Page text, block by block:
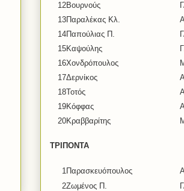
12Βουρνούς
13Παραλέκας Κλ.
14Παπούλιας Π.
15Καψούλης
16Χονδρόπουλος
17Δερνίκος
18Τοτός
19Κόφφας
20Κραββαρίτης
ΤΡΙΠΟΝΤΑ
1 Παρασκευόπουλος
2Ζωμένος Π.